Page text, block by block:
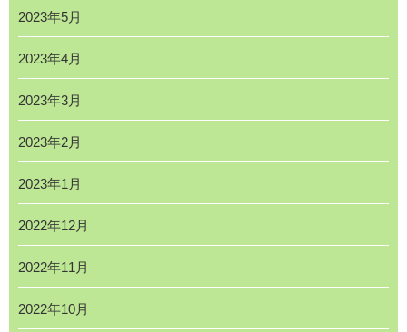
2023年5月
2023年4月
2023年3月
2023年2月
2023年1月
2022年12月
2022年11月
2022年10月